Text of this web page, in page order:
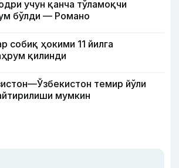
учун қанча тўламоқчи
бўлди — Романо
собиқ ҳокими 11 йилга
қилинди
темир йўли
мумкин